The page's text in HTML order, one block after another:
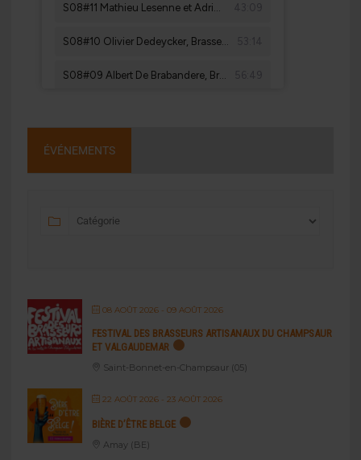
ÉVÉNEMENTS
08 AOÛT 2026- 09 AOÛT 2026
FESTIVAL DES BRASSEURS ARTISANAUX DU CHAMPSAUR
ET VALGAUDEMAR
Saint-Bonnet-en-Champsaur (05)
22 AOÛT 2026- 23 AOÛT 2026
BIÈRE D’ÊTRE BELGE
Amay (BE)